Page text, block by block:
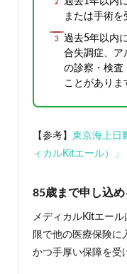
または手術を
過去5年以内
合失調症、ア
の診察・検査
ことがありま
【参考】 東京海上日
ィカルKitエール）」
85歳まで申し込め
メディカルKitエー
限で他の医療保険に
かつ手厚い保障を受